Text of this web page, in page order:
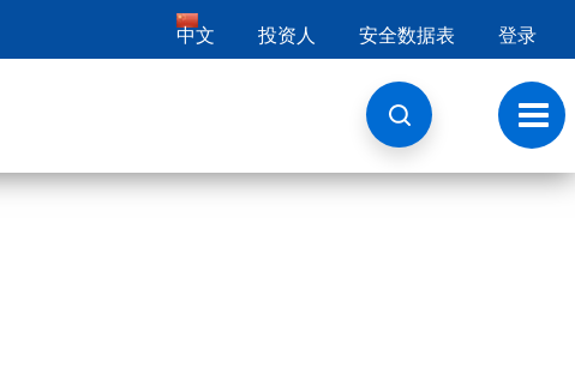
中文 投资人 安全数据表 登录
切
换
导
航